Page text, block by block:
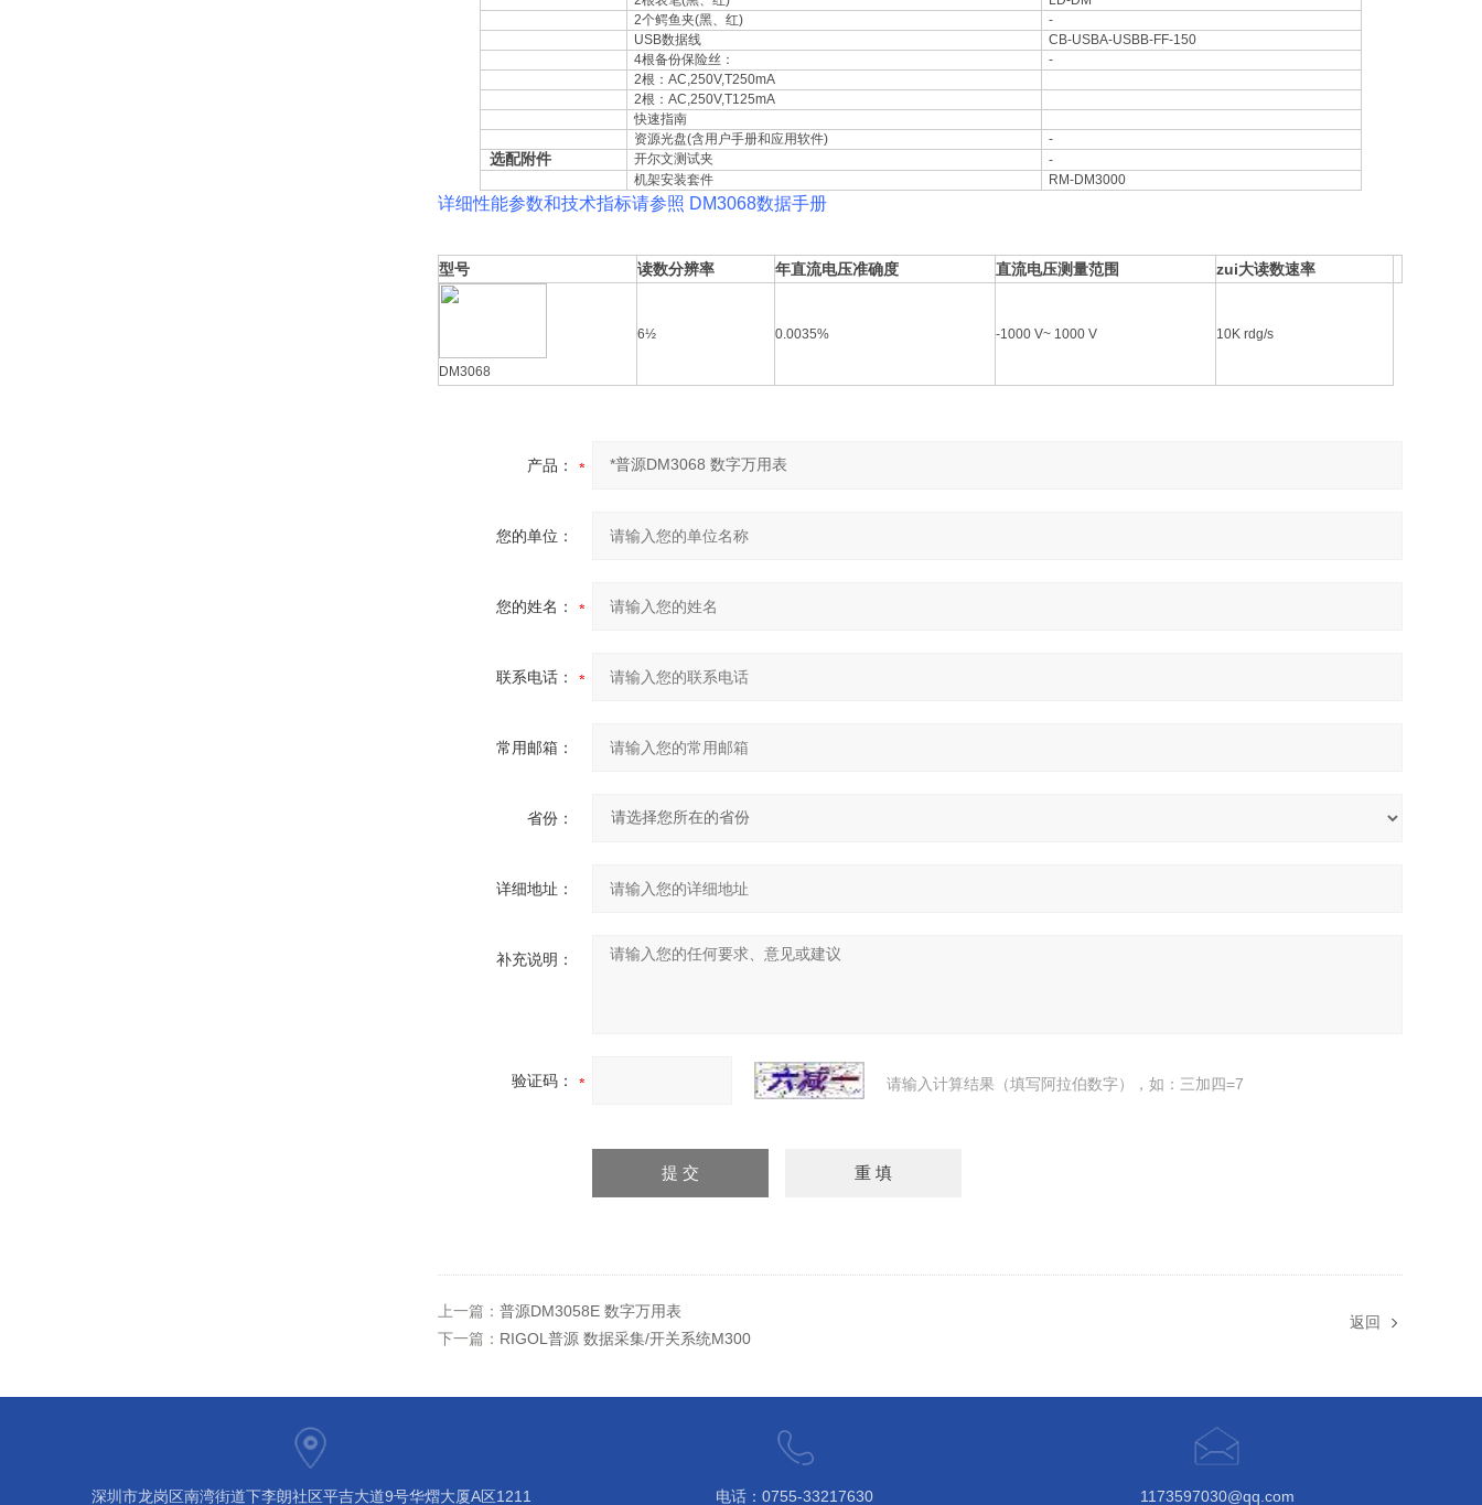
2个鳄鱼夹(黑、红)
-
USB数据线
CB-USBA-USBB-FF-150
4根备份保险丝：
-
2根：AC,250V,T250mA
2根：AC,250V,T125mA
快速指南
资源光盘(含用户手册和应用软件)
-
选配附件 开尔文测试夹
-
机架安装套件
RM-DM3000
详细性能参数和技术指标请参照 DM3068数据手册
型号 读数分辨率 年直流电压准确度 直流电压测量范围 zui大读数速率
DM3068
6½ 0.0035% -1000 V~ 1000 V 10K rdg/s
产品：
您的单位：
您的姓名：
联系电话：
常用邮箱：
省份：
详细地址：
补充说明：
验证码： 请输入计算结果（填写阿拉伯数字），如：三加四=7
上一篇： 普源DM3058E 数字万用表
下一篇： RIGOL普源 数据采集/开关系统M300
返回
深圳市龙岗区南湾街道下李朗社区平吉大道9号华熠大厦A区1211 电话：0755-33217630 1173597030@qq.com